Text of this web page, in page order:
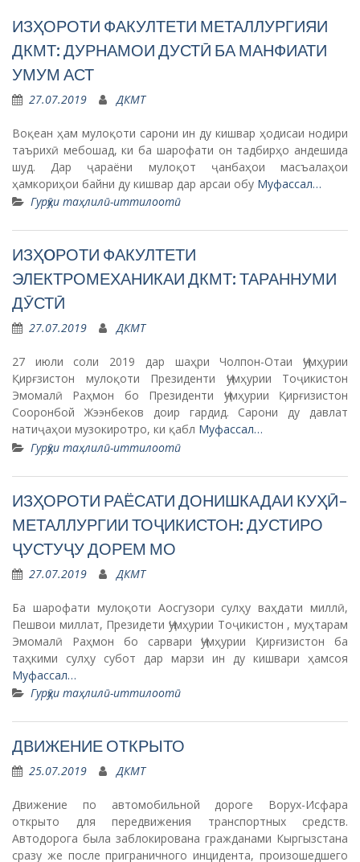
ИЗҲОРОТИ ФАКУЛТЕТИ МЕТАЛЛУРГИЯИ
ДКМТ: ДУРНАМОИ ДУСТӢ БА МАНФИАТИ
УМУМ АСТ
27.07.2019 ДКМТ
Воқеан ҳам мулоқоти сарони ин ду кишвар ҳодисаи нодири
таърихӣ мебошад, ки ба шарофати он тадбирҳо андешида
шуд. Дар ҷараёни мулоқот ҷанбаҳои масъалаҳои
ҳамкориҳои байни ду кишвар дар арсаи обу Муфассал…
Гурӯҳи таҳлилӣ-иттилоотӣ
ИЗҲOРОТИ ФАКУЛТЕТИ
ЭЛЕКТРОМЕХАНИКАИ ДКМТ: ТАРАННУМИ
ДӮСТӢ
27.07.2019 ДКМТ
27 июли соли 2019 дар шаҳри Чолпон-Отаи Ҷумҳурии
Қирғзистон мулоқоти Президенти Ҷумҳурии Тоҷикистон
Эмомалӣ Раҳмон бо Президенти Ҷумҳурии Қирғизистон
Сооронбой Жээнбеков доир гардид. Сарони ду давлат
натиҷаҳои музокиротро, ки қабл Муфассал…
Гурӯҳи таҳлилӣ-иттилоотӣ
ИЗҲОРОТИ РАЁСАТИ ДОНИШКАДАИ КУҲӢ-
МЕТАЛЛУРГИИ ТОҶИКИСТОН: ДУСТИРО
ҶУСТУҶУ ДОРЕМ МО
27.07.2019 ДКМТ
Ба шарофати мулоқоти Аосгузори сулҳу ваҳдати миллӣ,
Пешвои миллат, Президети Ҷумҳурии Тоҷикистон , муҳтарам
Эмомалӣ Раҳмон бо сарвари Ҷумҳурии Қирғизистон ба
таҳкими сулҳу субот дар марзи ин ду кишвари ҳамсоя
Муфассал…
Гурӯҳи таҳлилӣ-иттилоотӣ
ДВИЖЕНИЕ ОТКРЫТО
25.07.2019 ДКМТ
Движение по автомобильной дороге Ворух-Исфара
открыто для передвижения транспортных средств.
Автодорога была заблокирована гражданами Кыргызстана
сразу же после приграничного инцидента, произошедшего